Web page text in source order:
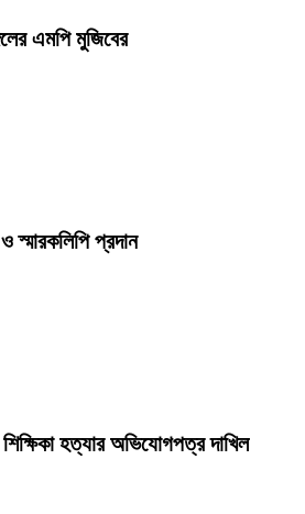
এমপি মুজিবের
স্মারকলিপি প্রদান
হত্যার অভিযোগপত্র দাখিল